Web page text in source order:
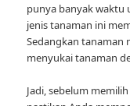
punya banyak waktu
jenis tanaman ini
Sedangkan tanaman
menyukai tanaman
Jadi, sebelum